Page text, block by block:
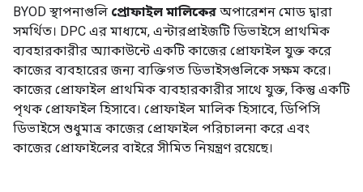
BYOD স্থাপনাগুলি প্রোফাইল মালিকের অপারেশন মোড দ্বারা
সমর্থিত। DPC এর মাধ্যমে, এন্টারপ্রাইজটি ডিভাইসে প্রাথমিক
ব্যবহারকারীর অ্যাকাউন্টে একটি কাজের প্রোফাইল যুক্ত করে
কাজের ব্যবহারের জন্য ব্যক্তিগত ডিভাইসগুলিকে সক্ষম করে।
কাজের প্রোফাইল প্রাথমিক ব্যবহারকারীর সাথে যুক্ত, কিন্তু একটি
পৃথক প্রোফাইল হিসাবে। প্রোফাইল মালিক হিসাবে, ডিপিসি
ডিভাইসে শুধুমাত্র কাজের প্রোফাইল পরিচালনা করে এবং
কাজের প্রোফাইলের বাইরে সীমিত নিয়ন্ত্রণ রয়েছে।